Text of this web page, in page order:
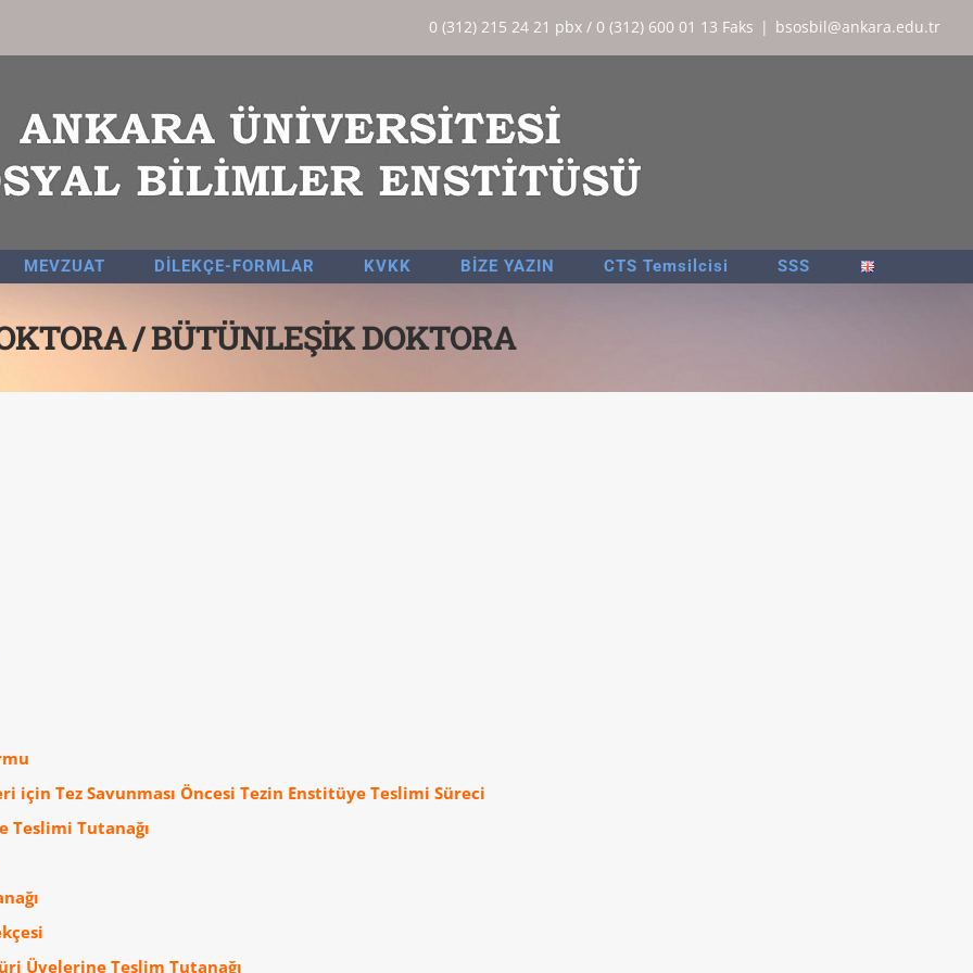
0 (312) 215 24 21 pbx / 0 (312) 600 01 13 Faks | bsosbil@ankara.edu.tr
MEVZUAT DİLEKÇE-FORMLAR KVKK BİZE YAZIN CTS Temsilcisi SSS
/ BÜTÜNLEŞİK DOKTORA
u
için Tez Savunması Öncesi Tezin Enstitüye Teslimi Süreci
Teslimi Tutanağı
Üyelerine Teslim Tutanağı